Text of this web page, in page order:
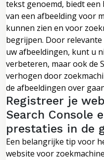
tekst genoemd, biedt
van een afbeelding voor
kunnen zien en voor
begrijpen. Door
uw afbeeldingen, kunt u
verbeteren, maar ook de
verhogen door
de afbeeldingen over
Registreer je
Search Console
prestaties in de
Een belangrijke tip voor
website voor